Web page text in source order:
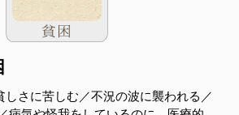
しさに苦しむ／不況の波に襲われる／